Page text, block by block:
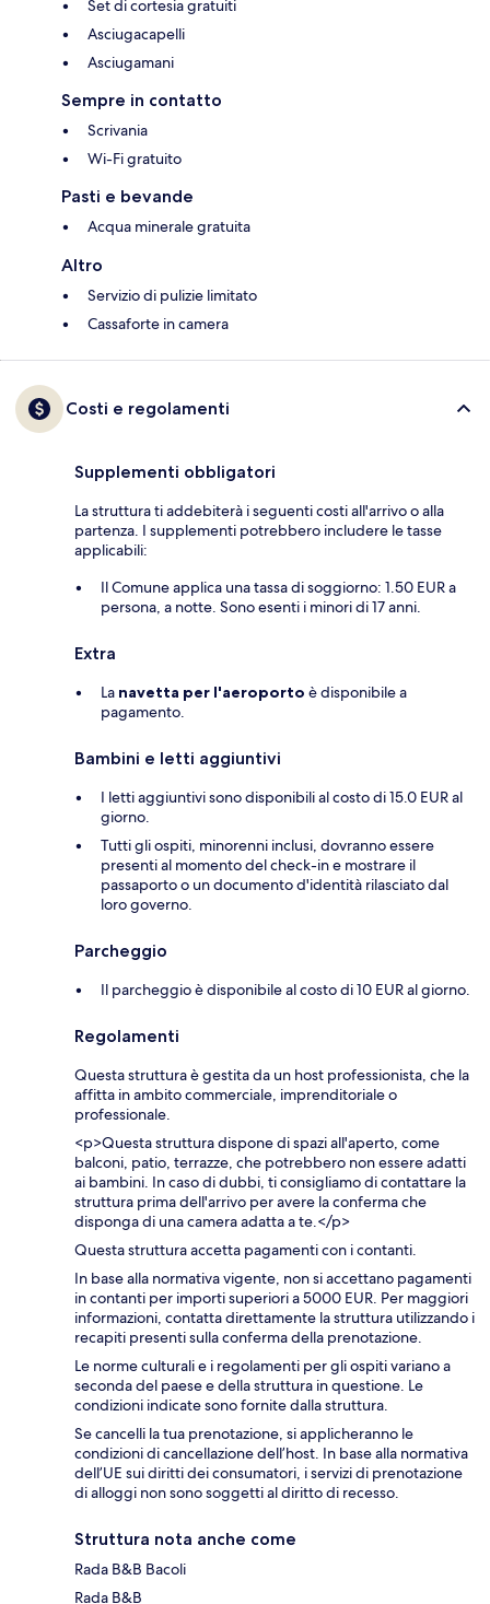
Set di cortesia gratuiti
Asciugacapelli
Asciugamani
Sempre in contatto
Scrivania
Wi-Fi gratuito
Pasti e bevande
Acqua minerale gratuita
Altro
Servizio di pulizie limitato
Cassaforte in camera
Costi e regolamenti
Supplementi obbligatori
La struttura ti addebiterà i seguenti costi all'arrivo o alla
partenza. I supplementi potrebbero includere le tasse
applicabili:
Il Comune applica una tassa di soggiorno: 1.50 EUR a
persona, a notte. Sono esenti i minori di 17 anni.
Extra
La navetta per l'aeroporto è disponibile a
pagamento.
Bambini e letti aggiuntivi
I letti aggiuntivi sono disponibili al costo di 15.0 EUR al
giorno.
Tutti gli ospiti, minorenni inclusi, dovranno essere
presenti al momento del check-in e mostrare il
passaporto o un documento d'identità rilasciato dal
loro governo.
Parcheggio
Il parcheggio è disponibile al costo di 10 EUR al giorno.
Regolamenti
Questa struttura è gestita da un host professionista, che la
affitta in ambito commerciale, imprenditoriale o
professionale.
<p>Questa struttura dispone di spazi all'aperto, come
balconi, patio, terrazze, che potrebbero non essere adatti
ai bambini. In caso di dubbi, ti consigliamo di contattare la
struttura prima dell'arrivo per avere la conferma che
disponga di una camera adatta a te.</p>
Questa struttura accetta pagamenti con i contanti.
In base alla normativa vigente, non si accettano pagamenti
in contanti per importi superiori a 5000 EUR. Per maggiori
informazioni, contatta direttamente la struttura utilizzando i
recapiti presenti sulla conferma della prenotazione.
Le norme culturali e i regolamenti per gli ospiti variano a
seconda del paese e della struttura in questione. Le
condizioni indicate sono fornite dalla struttura.
Se cancelli la tua prenotazione, si applicheranno le
condizioni di cancellazione dell’host. In base alla normativa
dell’UE sui diritti dei consumatori, i servizi di prenotazione
di alloggi non sono soggetti al diritto di recesso.
Struttura nota anche come
Rada B&B Bacoli
Rada B&B